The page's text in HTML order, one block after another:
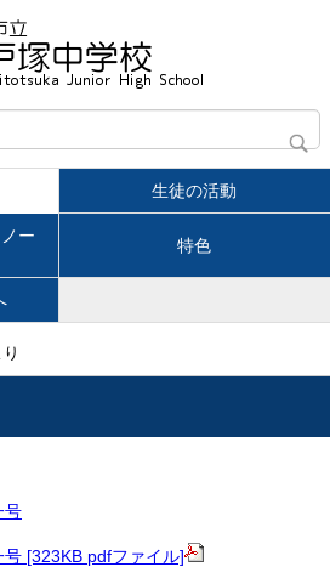
生徒の活動
ー
特色
号
[323KB pdfファイル]